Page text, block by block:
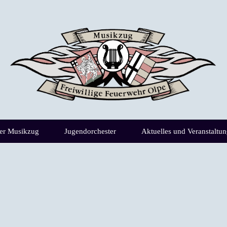
Musikzug Jugendorchester Aktuelles und